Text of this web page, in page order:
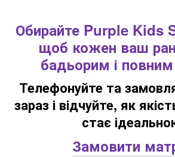
Обирайте Purple Kids
щоб кожен ваш
бадьорим і повним
Телефонуйте та
зараз і відчуйте, як
стає
Замовити